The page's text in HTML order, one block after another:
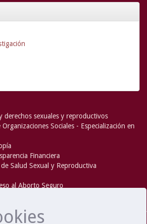
derechos sexuales y reproductivos
Sociales - Especialización en
Financiera
Salud Sexual y Reproductiva
al Aborto Seguro
andHewlett-Packard
- Extensión mantenida y